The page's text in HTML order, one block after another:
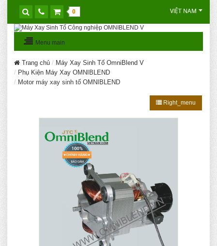
0 VIỆT NAM
Menu main
Trang chủ
Máy Xay Sinh Tố OmniBlend V
Phụ Kiện Máy Xay OMNIBLEND
Motor máy xay sinh tố OMNIBLEND
Right_menu